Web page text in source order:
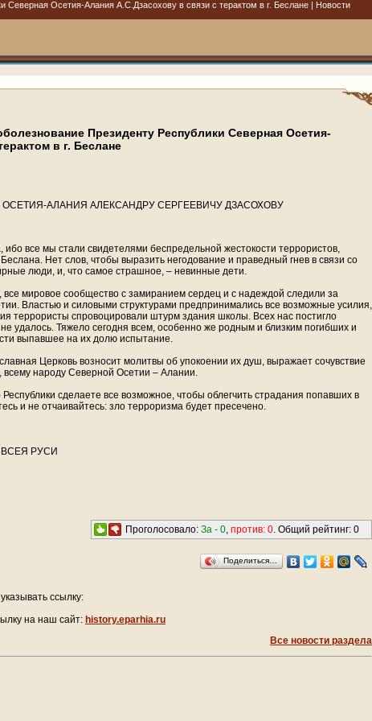
Осетия-Алания А.С.Дзасохову в связи с терактом в г. Беслане | Новости
Президенту Республики Северная Осетия-
в г. Беслане
АЛАНИЯ АЛЕКСАНДРУ СЕРГЕЕВИЧУ ДЗАСОХОВУ
все мы стали свидетелями беспредельной жестокости террористов,
Нет слов, чтобы выразить негодование и праведный гнев в связи со
люди, и, что самое страшное, – невинные дети.
мировое сообщество с замиранием сердец и с надеждой следили за
Властью и силовыми структурами предпринимались все возможные усилия,
террористы спровоцировали штурм здания школы. Всех нас постигло
удалось. Тяжело сегодня всем, особенно же родным и близким погибших и
выпавшее на их долю испытание.
Церковь возносит молитвы об упокоении их душ, выражает сочувствие
народу Северной Осетии – Алании.
сделаете все возможное, чтобы облегчить страдания попавших в
и не отчаивайтесь: зло терроризма будет пресечено.
РУСИ
Проголосовало: За - 0 против: 0 . Общий рейтинг: 0
Поделиться…
ссылку:
на наш сайт: history.eparhia.ru
Все новости раздела